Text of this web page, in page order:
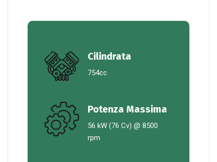
Cilindrata
754cc
Potenza Massima
56 kW (76 Cv) @ 8500
rpm